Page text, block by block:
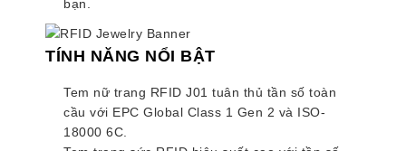
bạn.
TÍNH NĂNG NỔI BẬT
Tem nữ trang RFID J01 tuân thủ tần số toàn
cầu với EPC Global Class 1 Gen 2 và ISO-
18000 6C.